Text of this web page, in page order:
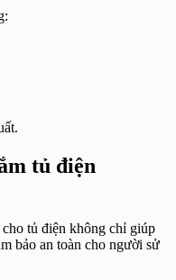
tủ điện
tủ điện không chỉ giúp
bảo an toàn cho người sử